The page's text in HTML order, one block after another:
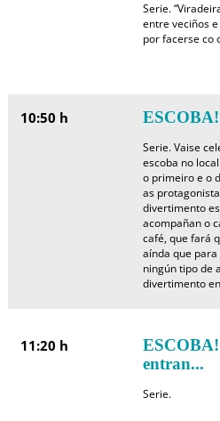
Serie.
entre veciños
por facerse co
10:50 h
Serie. Vaise
escoba no
o primeiro e o
as
divertimento
acompañan o
café, que fará
aínda que
ningún tipo de
divertimento
11:20 h
entran...
Serie.